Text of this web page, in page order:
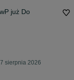
już Do
sierpnia 2026